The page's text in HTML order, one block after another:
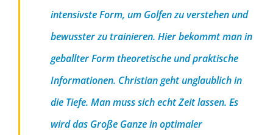
intensivste Form, um Golfen zu verstehen und
bewusster zu trainieren. Hier bekommt man in
geballter Form theoretische und praktische
Informationen. Christian geht unglaublich in
die Tiefe. Man muss sich echt Zeit lassen. Es
wird das Große Ganze in optimaler